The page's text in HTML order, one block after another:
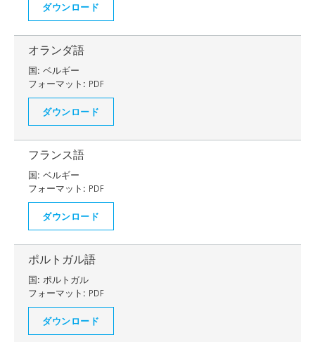
ダウンロード
オランダ語
国: ベルギー
フォーマット: PDF
ダウンロード
フランス語
国: ベルギー
フォーマット: PDF
ダウンロード
ポルトガル語
国: ポルトガル
フォーマット: PDF
ダウンロード